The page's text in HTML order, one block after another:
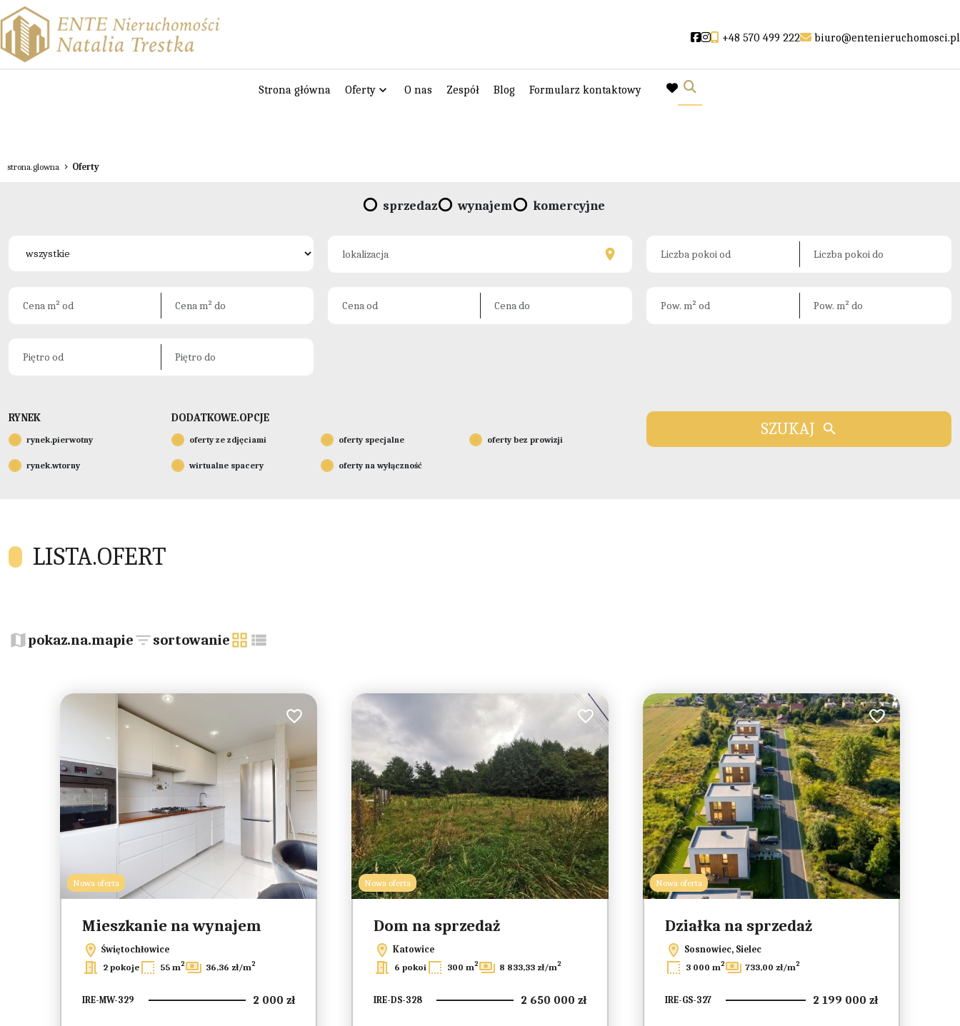
Social link
Social link
+48 570 499 222 biuro@entenieruchomosci.pl
Strona główna Oferty O nas Zespół Blog Formularz kontaktowy
favorite
strona.glowna Oferty
sprzedaz wynajem komercyjne
RYNEK
rynek.pierwotny
rynek.wtorny
DODATKOWE.OPCJE
oferty ze zdjęciami oferty specjalne oferty bez prowizji
wirtualne spacery oferty na wyłączność
SZUKAJ
LISTA.OFERT
10
149
−pokaz.na.mapie sortowanie
tabela
Nowa oferta
Dodaj do ulubionych
Mieszkanie na wynajem
Świętochłowice
2 pokoje
55 m2 36,36 zł/m2
IRE-MW-329 2 000 zł
Nowa oferta
Dodaj do ulubionych
Dom na sprzedaż
Katowice
6 pokoi
300 m2 8 833,33 zł/m2
IRE-DS-328 2 650 000 zł
Nowa oferta
Dodaj do ulubionych
Działka na sprzedaż
Sosnowiec, Sielec
3 000 m2 733,00 zł/m2
IRE-GS-327 2 199 000 zł